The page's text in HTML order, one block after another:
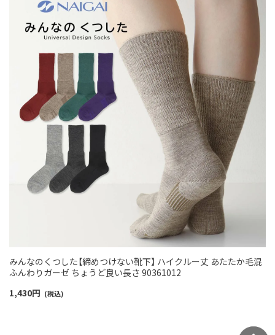
みんなのくつした【締めつけない靴下】 ハイクルー丈 あたたか毛混
ふんわりガーゼ ちょうど良い長さ 90361012
1,430円 (税込)